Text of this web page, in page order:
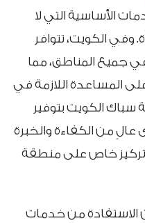
الأساسية التي لا
وفي الكويت، تتوافر
جميع المناطق، مما
المساعدة اللازمة في
سباك الكويت بتوفير
من الكفاءة والخبرة
خاص على منطقة
الاستفادة من خدمات